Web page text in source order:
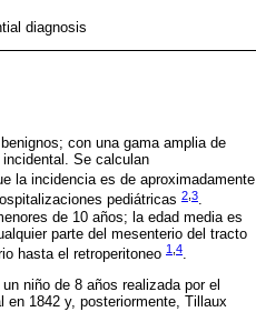
diagnosis
con una gama amplia de
Se calculan
la incidencia es de aproximadamente
pediátricas 2 3.
de 10 años; la edad media es
parte del mesenterio del tracto
hasta el retroperitoneo 1 4.
niño de 8 años realizada por el
en 1842 y, posteriormente, Tillaux